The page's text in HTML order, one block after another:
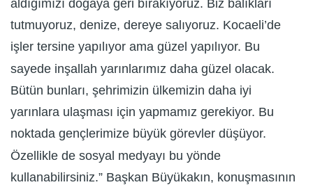
aldığımızı doğaya geri bırakıyoruz. Biz balıkları
tutmuyoruz, denize, dereye salıyoruz. Kocaeli’de
işler tersine yapılıyor ama güzel yapılıyor. Bu
sayede inşallah yarınlarımız daha güzel olacak.
Bütün bunları, şehrimizin ülkemizin daha iyi
yarınlara ulaşması için yapmamız gerekiyor. Bu
noktada gençlerimize büyük görevler düşüyor.
Özellikle de sosyal medyayı bu yönde
kullanabilirsiniz.” Başkan Büyükakın, konuşmasının